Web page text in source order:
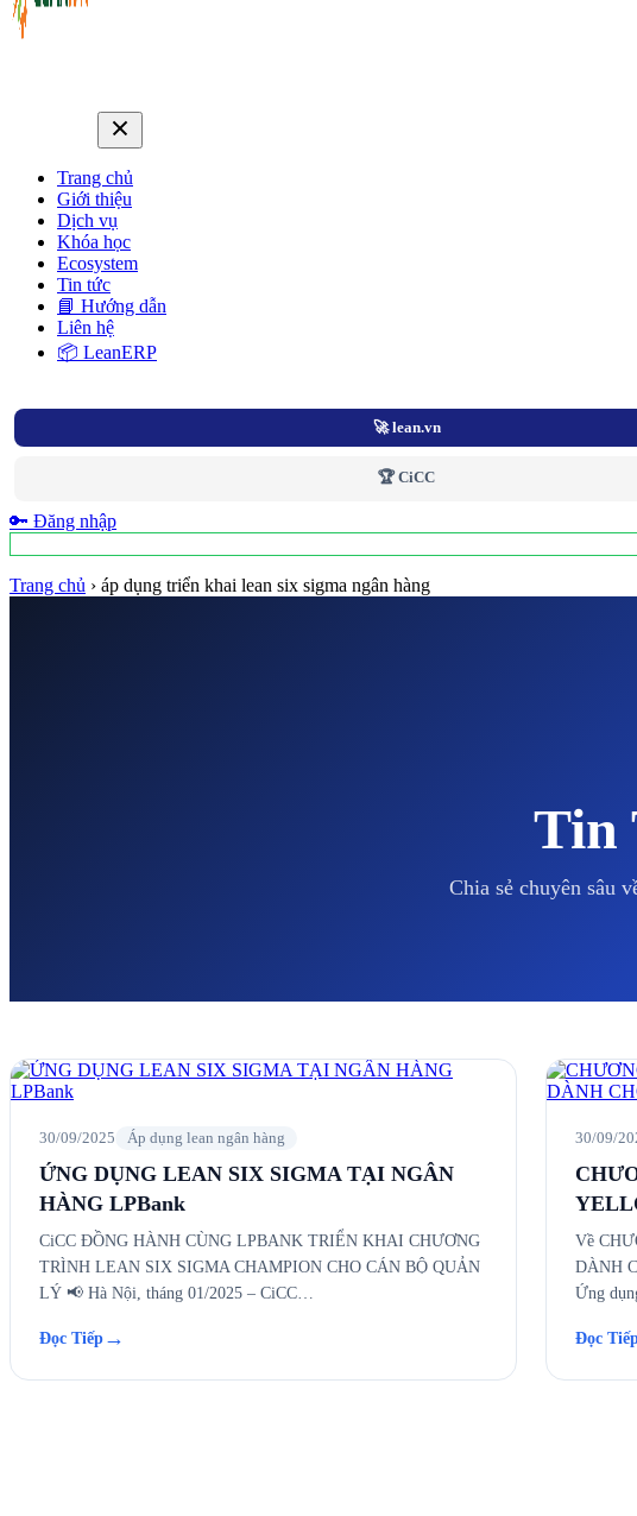
Trang chủ
Giới thiệu
Dịch vụ
Khóa học
Ecosystem
Tin tức
📘 Hướng dẫn
Liên hệ
📦 LeanERP
🚀 lean.vn
🏆 CiCC
🔑 Đăng nhập
Trang chủ › áp dụng triển khai lean six sigma ngân hàng
Tin
Chia sẻ chuyên sâu
30/09/2025 Áp dụng lean ngân hàng
ỨNG DỤNG LEAN SIX SIGMA TẠI NGÂN
HÀNG LPBank
CiCC ĐỒNG HÀNH CÙNG LPBANK TRIỂN KHAI CHƯƠNG
TRÌNH LEAN SIX SIGMA CHAMPION CHO CÁN BỘ QUẢN
LÝ 📢 Hà Nội, tháng 01/2025 – CiCC…
Đọc Tiếp →
30/09/
Về
DÀNH
Ứng
Đọc